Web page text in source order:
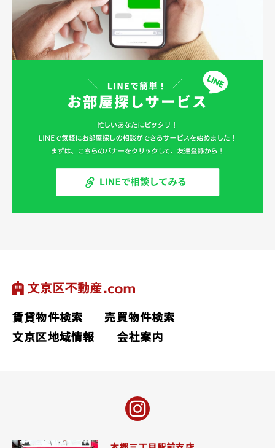
賃貸物件検索
売買物件検索
文京区地域情報
会社案内